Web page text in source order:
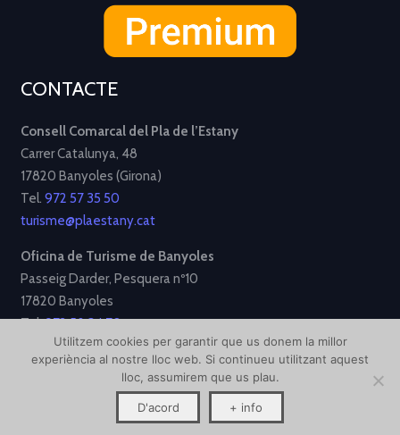
CONTACTE
Consell Comarcal del Pla de l’Estany
Carrer Catalunya, 48
17820 Banyoles (Girona)
Tel. 972 57 35 50
turisme@plaestany.cat
Oficina de Turisme de Banyoles
Passeig Darder, Pesquera nº10
17820 Banyoles
Tel.972 58 34 70
turisme@ajbanyoles.org
[Política de Privacitat][Política de Cookies]
Disseny i desenvolupament perCreative Corner
Utilitzem cookies per garantir que us donem la millor
experiència al nostre lloc web. Si continueu utilitzant aquest
lloc, assumirem que us plau.
D'acord + info